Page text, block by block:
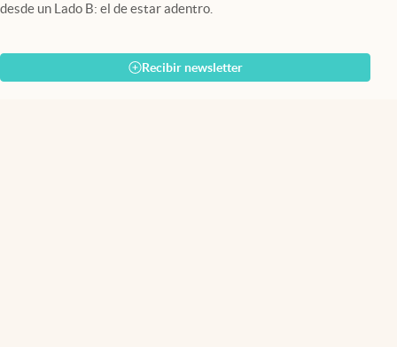
desde un Lado B: el de estar adentro.
Recibir newsletter